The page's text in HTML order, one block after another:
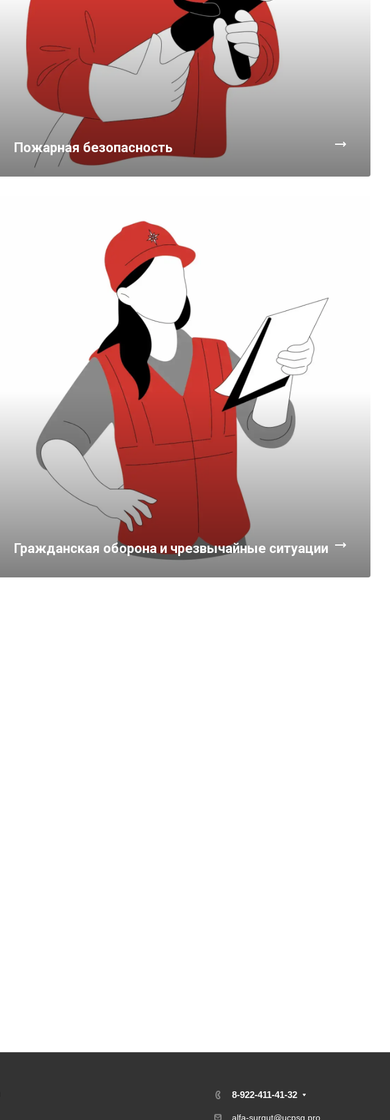
Пожарная безопасность
Гражданская оборона и чрезвычайные ситуации
8-922-411-41-32
alfa-surgut@ucpsg.pro